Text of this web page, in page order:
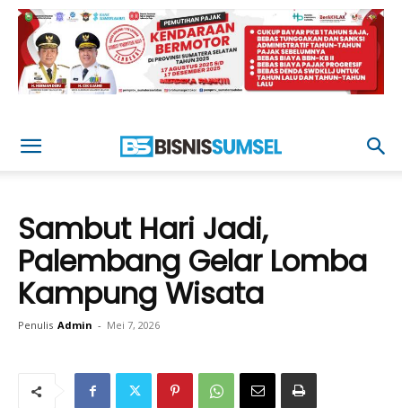
Sambut Hari Jadi,
Palembang Gelar Lomba
Kampung Wisata
Penulis Admin - Mei 7, 2026